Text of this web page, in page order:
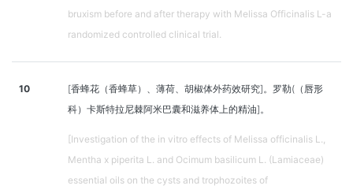
bruxism before and after therapy with Melissa Officinalis L-a
randomized controlled clinical trial.
10
[香蜂花（香蜂草）、薄荷、胡椒体外药效研究]。罗勒(（唇形
科）卡斯特拉尼棘阿米巴囊和滋养体上的精油]。
[Investigation of the in vitro effects of Melissa officinalis L.,
Mentha x piperita L. and Ocimum basilicum L. (Lamiaceae)
essential oils on the cysts and trophozoites of